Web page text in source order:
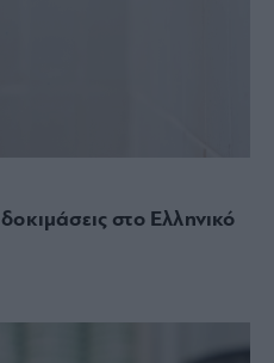
στο Ελληνικό